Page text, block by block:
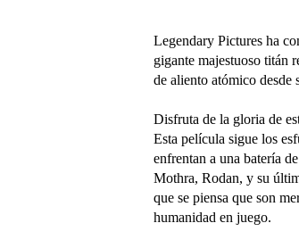
Legendary Pictures ha
gigante majestuoso titán
de aliento atómico desde
Disfruta de la gloria de
Esta película sigue los
enfrentan a una batería
Mothra, Rodan, y su
que se piensa que son
humanidad en juego.